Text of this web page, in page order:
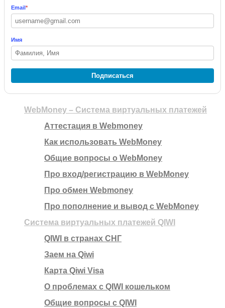
Email*
Имя
Подписаться
WebMoney – Система виртуальных платежей
Аттестация в Webmoney
Как использовать WebMoney
Общие вопросы о WebMoney
Про вход/регистрацию в WebMoney
Про обмен Webmoney
Про пополнение и вывод с WebMoney
Система виртуальных платежей QIWI
QIWI в странах СНГ
Заем на Qiwi
Карта Qiwi Visa
О проблемах с QIWI кошельком
Общие вопросы с QIWI